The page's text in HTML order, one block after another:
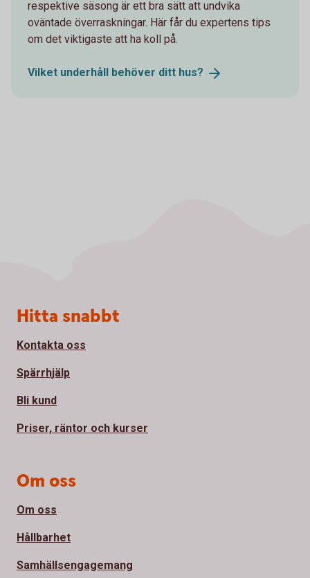
respektive säsong är ett bra sätt att undvika
oväntade överraskningar. Här får du expertens tips
om det viktigaste att ha koll på.
Vilket underhåll behöver ditt hus?
Sidfot
Hitta snabbt
Kontakta oss
Spärrhjälp
Bli kund
Priser, räntor och kurser
Om oss
Om oss
Hållbarhet
Samhällsengagemang